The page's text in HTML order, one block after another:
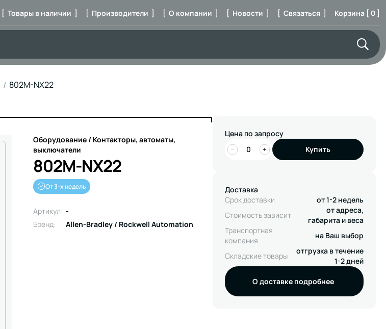
[ Товары в наличии ] [ Производители ] [ О компании ] [ Новости ] [ Связаться ] Корзина [ 0 ]
802M-NX22
Оборудование / Контакторы, автоматы,
выключатели
802M-NX22
От 3-х недель
Артикул: -
Бренд:
Allen-Bradley / Rockwell Automation
Цена по запросу
−
+ Купить
Доставка
Срок доставки
от 1-2 недель
Стоимость зависит
от адреса,
габарита и веса
Транспортная
компания
на Ваш выбор
Складские товары
отгрузка в течение
1-2 дней
О доставке подробнее